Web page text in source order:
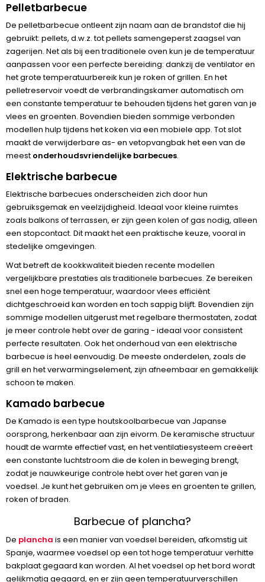
Pelletbarbecue
De pelletbarbecue ontleent zijn naam aan de brandstof die hij
gebruikt: pellets, d.w.z. tot pellets samengeperst zaagsel van
zagerijen. Net als bij een traditionele oven kun je de temperatuur
aanpassen voor een perfecte bereiding: dankzij de ventilator en
het grote temperatuurbereik kun je roken of grillen. En het
pelletreservoir voedt de verbrandingskamer automatisch om
een constante temperatuur te behouden tijdens het garen van je
vlees en groenten. Bovendien bieden sommige verbonden
modellen hulp tijdens het koken via een mobiele app. Tot slot
maakt de verwijderbare as- en vetopvangbak het een van de
meest onderhoudsvriendelijke barbecues.
Elektrische barbecue
Elektrische barbecues onderscheiden zich door hun
gebruiksgemak en veelzijdigheid. Ideaal voor kleine ruimtes
zoals balkons of terrassen, er zijn geen kolen of gas nodig, alleen
een stopcontact. Dit maakt het een praktische keuze, vooral in
stedelijke omgevingen.
Wat betreft de kookkwaliteit bieden recente modellen
vergelijkbare prestaties als traditionele barbecues. Ze bereiken
snel een hoge temperatuur, waardoor vlees efficiënt
dichtgeschroeid kan worden en toch sappig blijft. Bovendien zijn
sommige modellen uitgerust met regelbare thermostaten, zodat
je meer controle hebt over de garing - ideaal voor consistent
perfecte resultaten. Ook het onderhoud van een elektrische
barbecue is heel eenvoudig. De meeste onderdelen, zoals de
grill en het verwarmingselement, zijn afneembaar en gemakkelijk
schoon te maken.
Kamado barbecue
De Kamado is een type houtskoolbarbecue van Japanse
oorsprong, herkenbaar aan zijn eivorm. De keramische structuur
houdt de warmte effectief vast, en het ventilatiesysteem creëert
een constante luchtstroom die de kolen in beweging brengt,
zodat je nauwkeurige controle hebt over het garen van je
voedsel. Je kunt het gebruiken om je vlees en groenten te grillen,
roken of braden.
Barbecue of plancha?
De plancha is een manier van voedsel bereiden, afkomstig uit
Spanje, waarmee voedsel op een tot hoge temperatuur verhitte
bakplaat gegaard kan worden. Al het voedsel op het bord wordt
gelijkmatig gegaard, en er zijn geen temperatuurverschillen